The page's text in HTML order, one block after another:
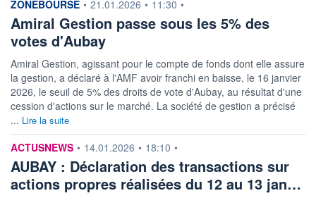
information fournie par
ZONEBOURSE • 21.01.2026 • 11:30 •
Amiral Gestion passe sous les 5% des
votes d'Aubay
Amiral Gestion, agissant pour le compte de fonds dont elle assure
la gestion, a déclaré à l'AMF avoir franchi en baisse, le 16 janvier
2026, le seuil de 5% des droits de vote d'Aubay, au résultat d'une
cession d'actions sur le marché. La société de gestion a précisé
... Lire la suite
information fournie par
ACTUSNEWS • 14.01.2026 • 18:10 •
AUBAY : Déclaration des transactions sur
actions propres réalisées du 12 au 13 jan…